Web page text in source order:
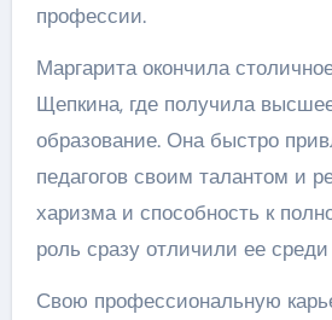
профессии.
Маргарита окончила
Щепкина, где получила
образование. Она быстро
педагогов своим талантом и
харизма и способность к
роль сразу отличили ее среди
Свою профессиональную